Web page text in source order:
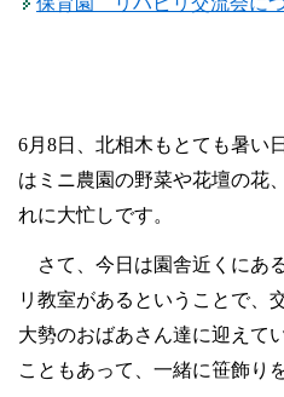
6月8日、北相木もとても暑い
はミニ農園の野菜や花壇の花
れに大忙しです。
さて、今日は園舎近くにあ
リ教室があるということで、
大勢のおばあさん達に迎えて
こともあって、一緒に笹飾り